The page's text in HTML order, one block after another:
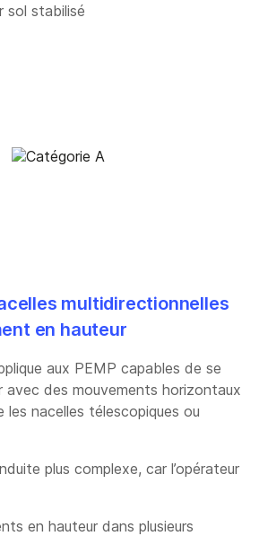
sol stabilisé
multidirectionnelles
en hauteur
aux PEMP capables de se
avec des mouvements horizontaux
les nacelles télescopiques ou
plus complexe, car l’opérateur
en hauteur dans plusieurs